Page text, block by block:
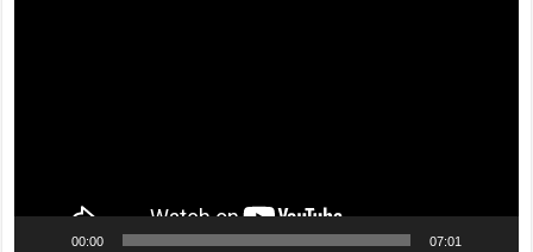
00:00 07:01